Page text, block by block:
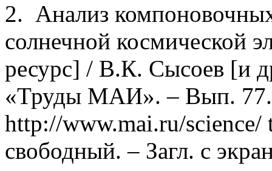
2. Анализ
солнечной космической
ресурс] / В.К. Сысоев [и
«Труды МАИ». – Вып. 77.
http://www.mai.ru/
свободный. – Загл. с